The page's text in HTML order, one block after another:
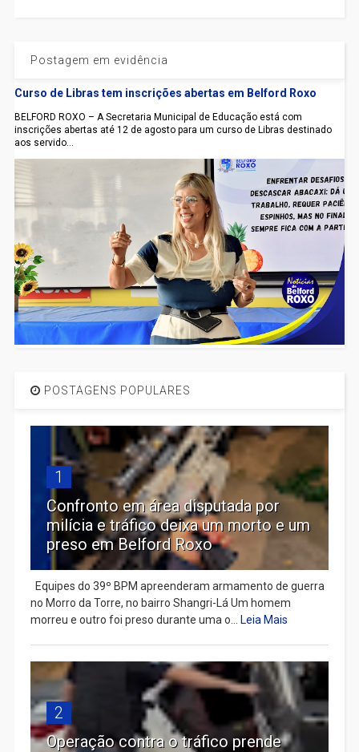
Postagem em evidência
Curso de Libras tem inscrições abertas em Belford Roxo
BELFORD ROXO – A Secretaria Municipal de Educação está com
inscrições abertas até 12 de agosto para um curso de Libras destinado
aos servido...
POSTAGENS POPULARES
1
Confronto em área disputada por
milícia e tráfico deixa um morto e um
preso em Belford Roxo
Equipes do 39º BPM apreenderam armamento de guerra
no Morro da Torre, no bairro Shangri-Lá Um homem
morreu e outro foi preso durante uma o... Leia Mais
2
Operação contra o tráfico prende